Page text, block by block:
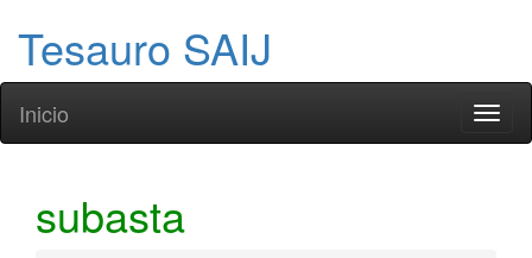
Tesauro SAIJ
Inicio
subasta